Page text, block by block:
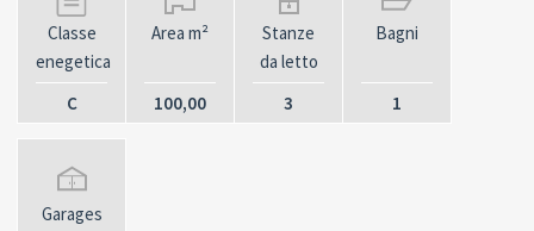
Classe
enegetica
C
Area m²
100,00
Stanze
da letto
3
Bagni
1
Garages